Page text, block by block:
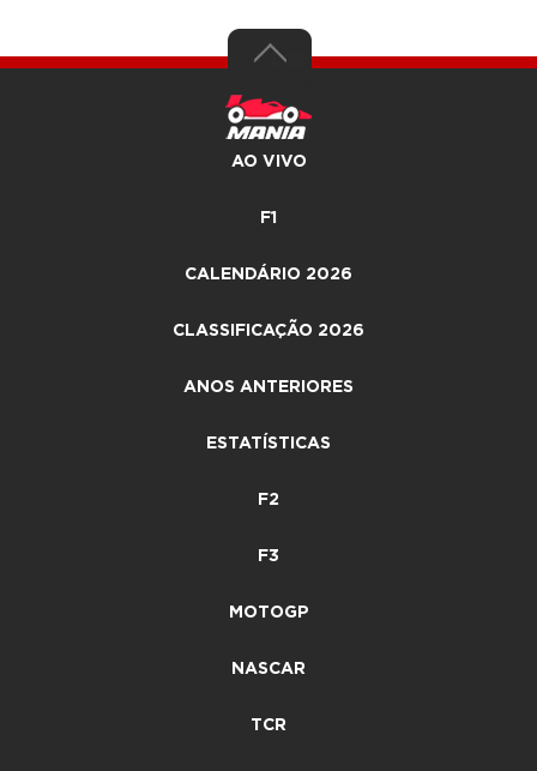
AO VIVO
F1
CALENDÁRIO 2026
CLASSIFICAÇÃO 2026
ANOS ANTERIORES
ESTATÍSTICAS
F2
F3
MOTOGP
NASCAR
TCR